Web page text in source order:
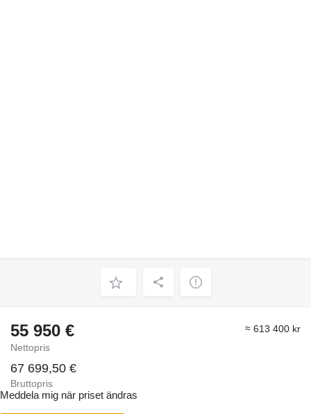
55 950 €
Nettopris
≈ 613 400 kr
67 699,50 €
Bruttopris
Meddela mig när priset ändras